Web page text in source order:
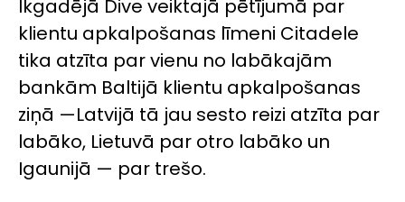
Ikgadējā Dive veiktajā pētījumā par
klientu apkalpošanas līmeni Citadele
tika atzīta par vienu no labākajām
bankām Baltijā klientu apkalpošanas
ziņā —Latvijā tā jau sesto reizi atzīta par
labāko, Lietuvā par otro labāko un
Igaunijā — par trešo.